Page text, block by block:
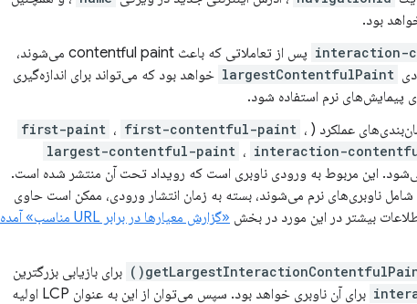
بود.
interaction-
پس از تعاملاتی که باعث contentful paint می‌شوند،
largestContentfulPaint خواهد بود که می‌تواند برای اندازه‌گیری
پیمایش‌های نرم استفاده شود.
عملکرد ( first-paint ، first-contentful-paint ،
largest-contentful-paint ، interaction-
این مربوط به ورودی ناوبری است که رویداد تحت آن منتشر شده است.
ناوبری‌های نرم می‌شوند، بسته به زمان انتشار ورودی، ممکن است حاوی
بیشتر در این مورد در بخش
«گزارش معیارها در برابر URL مناسب» آمده
برای بازیابی بزرگترین
برای آن ناوبری خواهد بود. سپس می‌توان از این به عنوان LCP اولیه